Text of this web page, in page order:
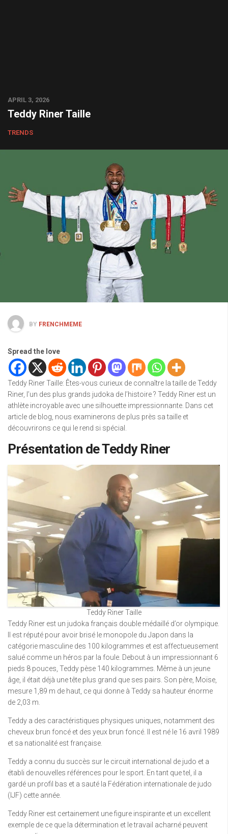
APRIL 3, 2026
Teddy Riner Taille
TRENDS
BY FRENCHMEME
Spread the love
Teddy Riner Taille: Êtes-vous curieux de connaître la taille de Teddy
Riner, l’un des plus grands judoka de l’histoire ? Teddy Riner est un
athlète incroyable avec une silhouette impressionnante. Dans cet
article de blog, nous examinerons de plus près sa taille et
découvrirons ce qui le rend si spécial.
Présentation de Teddy Riner
Teddy Riner Taille
Teddy Riner est un judoka français double médaillé d’or olympique.
Il est réputé pour avoir brisé le monopole du Japon dans la
catégorie masculine des 100 kilogrammes et est affectueusement
salué comme un héros par la foule. Debout à un impressionnant 6
pieds 8 pouces, Teddy pèse 140 kilogrammes. Même à un jeune
âge, il était déjà une tête plus grand que ses pairs. Son père, Moïse,
mesure 1,89 m de haut, ce qui donne à Teddy sa hauteur énorme
de 2,03 m.
Teddy a des caractéristiques physiques uniques, notamment des
cheveux brun foncé et des yeux brun foncé. Il est né le 16 avril 1989
et sa nationalité est française.
Teddy a connu du succès sur le circuit international de judo et a
établi de nouvelles références pour le sport. En tant que tel, il a
gardé un profil bas et a sauté la Fédération internationale de judo
(IJF) cette année.
Teddy Riner est certainement une figure inspirante et un excellent
exemple de ce que la détermination et le travail acharné peuvent